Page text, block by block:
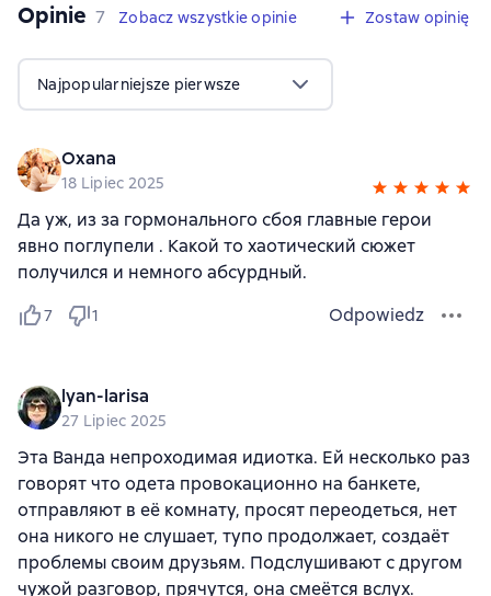
Opinie 7 opinie
7 Zobacz wszystkie opinie Zostaw opinię
Najpopularniejsze pierwsze
Oxana
18 Lipiec 2025
Да уж, из за гормонального сбоя главные герои
явно поглупели . Какой то хаотический сюжет
получился и немного абсурдный.
7 1 Odpowiedz
lyan-larisa
27 Lipiec 2025
Эта Ванда непроходимая идиотка. Ей несколько раз
говорят что одета провокационно на банкете,
отправляют в её комнату, просят переодеться, нет
она никого не слушает, тупо продолжает, создаёт
проблемы своим друзьям. Подслушивают с другом
чужой разговор, прячутся, она смеётся вслух.